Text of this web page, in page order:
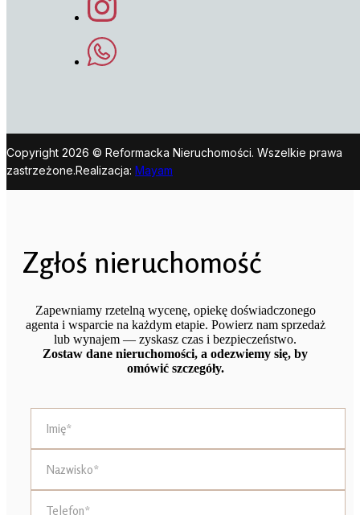
Copyright 2026 © Reformacka Nieruchomości. Wszelkie prawa
zastrzeżone.Realizacja: Mayam
Zgłoś nieruchomość
Zapewniamy rzetelną wycenę, opiekę doświadczonego
agenta i wsparcie na każdym etapie. Powierz nam sprzedaż
lub wynajem — zyskasz czas i bezpieczeństwo.
Zostaw dane nieruchomości, a odezwiemy się, by
omówić szczegóły.